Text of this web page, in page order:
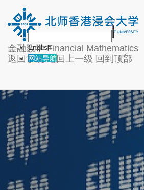
金融数学 Financial Mathematics
返回学院 返回上一级 回到顶部
English
网站导航